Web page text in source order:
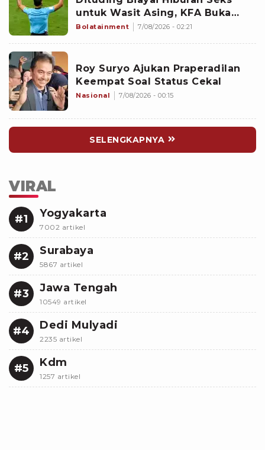
untuk Wasit Asing, KFA Buka
Suara
Bolatainment 7/08/2026 - 02:21
Roy Suryo Ajukan Praperadilan
Keempat Soal Status Cekal
Nasional 7/08/2026 - 00:15
SELENGKAPNYA
VIRAL
#1 Yogyakarta
7002 artikel
#2 Surabaya
5867 artikel
#3 Jawa Tengah
10549 artikel
#4 Dedi Mulyadi
2235 artikel
#5 Kdm
1257 artikel